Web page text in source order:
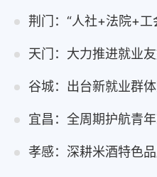
天门：大力推进就业
孝感：深耕米酒特色